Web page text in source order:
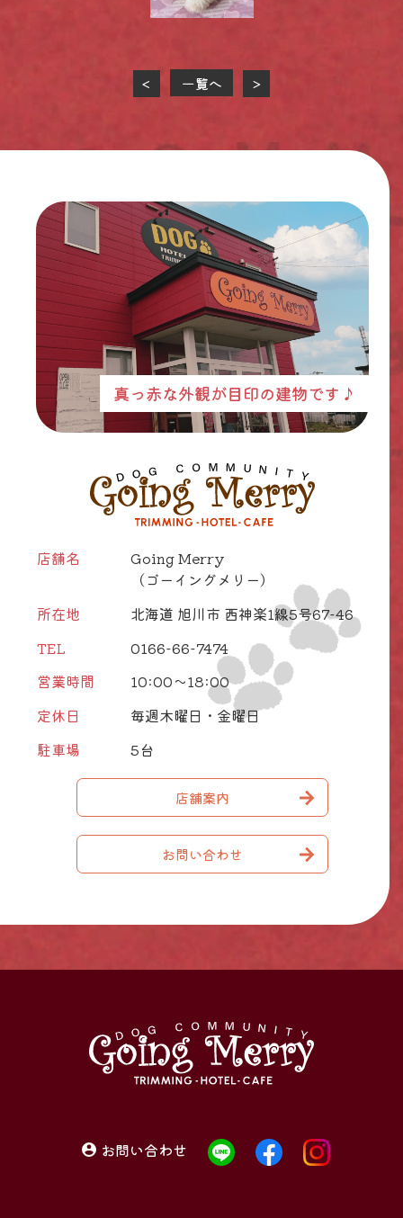
< 一覧へ >
真っ赤な外観が目印の建物です♪
店舗名
Going Merry
（ゴーイングメリー）
所在地
北海道 旭川市 西神楽1線5号67-46
TEL
0166-66-7474
営業時間
10:00～18:00
定休日
毎週木曜日・金曜日
駐車場
5台
店舗案内
お問い合わせ
お問い合わせ